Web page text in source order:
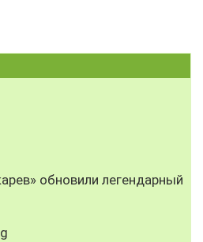
обновили легендарный